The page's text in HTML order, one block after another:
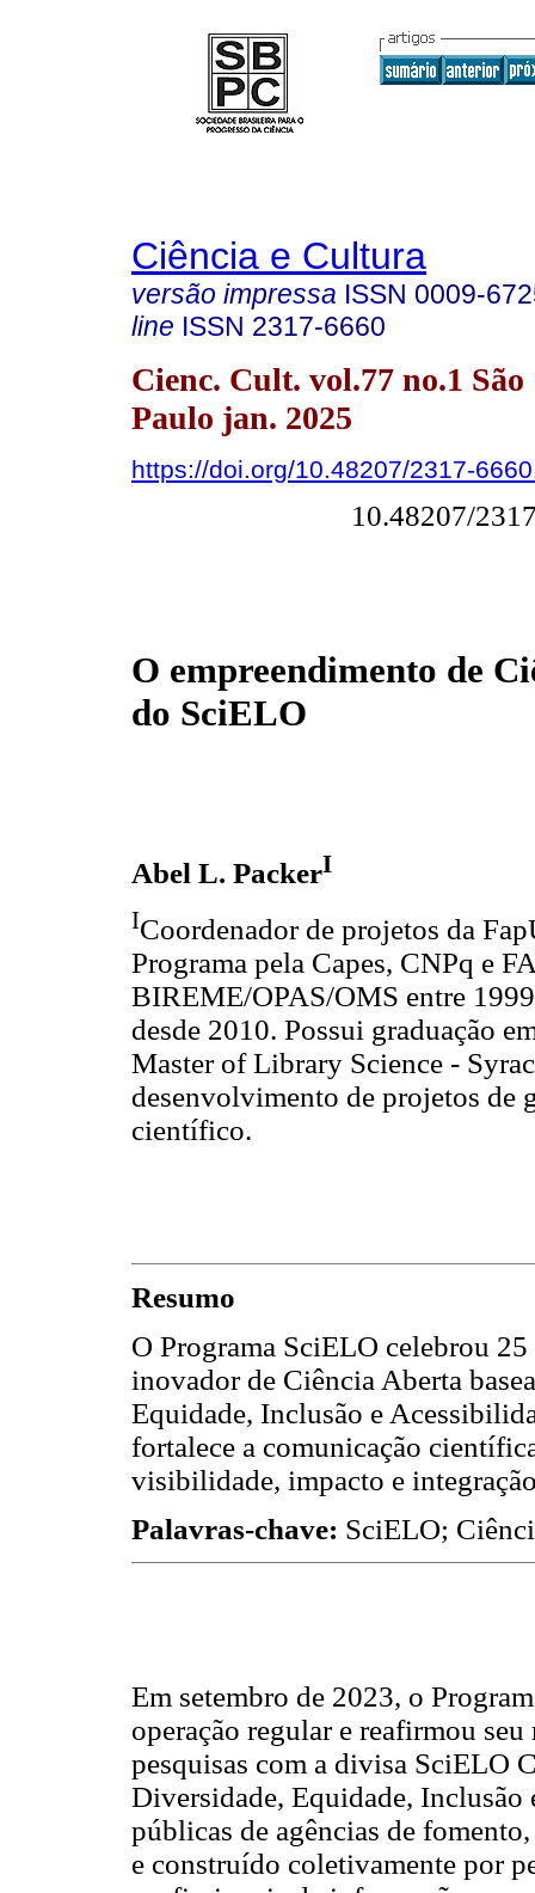
Ciência e Cultura
versão impressa ISSN 0009-
line ISSN 2317-6660
Cienc. Cult. vol.77 no.1 São
Paulo jan. 2025
https://doi.org/10.48207/2317-
10.48207/
O empreendimento de
do SciELO
Abel L. PackerI
ICoordenador de projetos da
Programa pela Capes, CNPq e
BIREME/OPAS/OMS entre
desde 2010. Possui graduação
Master of Library Science -
desenvolvimento de projetos de
científico.
Resumo
O Programa SciELO celebrou
inovador de Ciência Aberta
Equidade, Inclusão e
fortalece a comunicação
visibilidade, impacto e
Palavras-chave: SciELO;
Em setembro de 2023, o
operação regular e reafirmou
pesquisas com a divisa SciELO
Diversidade, Equidade,
públicas de agências de
e construído coletivamente por